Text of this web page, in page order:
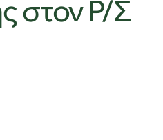
στον Ρ/Σ